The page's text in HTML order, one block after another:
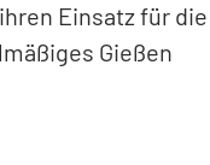
Einsatz für die
Gießen